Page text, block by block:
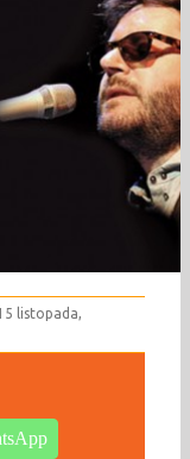
listopada,